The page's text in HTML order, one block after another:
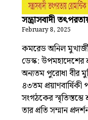
সন্ত্রাসবাদী
February 8, 2025
কমরেড অনিল
ডেস্ক:
অন্যতম পুরোধা বীর
৪৩তম
সংগঠকের স্মৃতিস্তম্ভে
তার প্রতি সম্মান